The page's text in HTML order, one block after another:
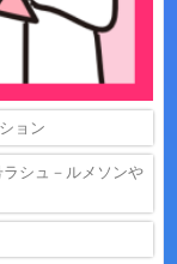
ョン
シュ－ルメソンや